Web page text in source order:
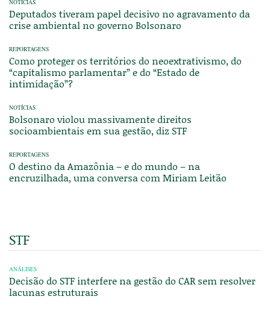
NOTÍCIAS
Deputados tiveram papel decisivo no agravamento da
crise ambiental no governo Bolsonaro
REPORTAGENS
Como proteger os territórios do neoextrativismo, do
“capitalismo parlamentar” e do “Estado de
intimidação”?
NOTÍCIAS
Bolsonaro violou massivamente direitos
socioambientais em sua gestão, diz STF
REPORTAGENS
O destino da Amazônia – e do mundo – na
encruzilhada, uma conversa com Miriam Leitão
STF
ANÁLISES
Decisão do STF interfere na gestão do CAR sem resolver
lacunas estruturais